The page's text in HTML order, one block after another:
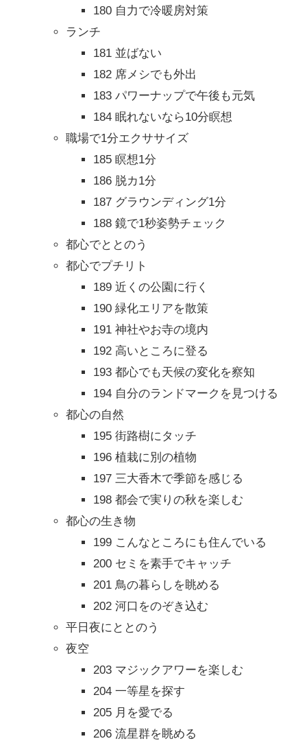
180 自力で冷暖房対策
ランチ
181 並ばない
182 席メシでも外出
183 パワーナップで午後も元気
184 眠れないなら10分瞑想
職場で1分エクササイズ
185 瞑想1分
186 脱カ1分
187 グラウンディング1分
188 鏡で1秒姿勢チェック
都心でととのう
都心でプチリト
189 近くの公園に行く
190 緑化エリアを散策
191 神社やお寺の境内
192 高いところに登る
193 都心でも天候の変化を察知
194 自分のランドマークを見つける
都心の自然
195 街路樹にタッチ
196 植栽に別の植物
197 三大香木で季節を感じる
198 都会で実りの秋を楽しむ
都心の生き物
199 こんなところにも住んでいる
200 セミを素手でキャッチ
201 鳥の暮らしを眺める
202 河口をのぞき込む
平日夜にととのう
夜空
203 マジックアワーを楽しむ
204 一等星を探す
205 月を愛でる
206 流星群を眺める